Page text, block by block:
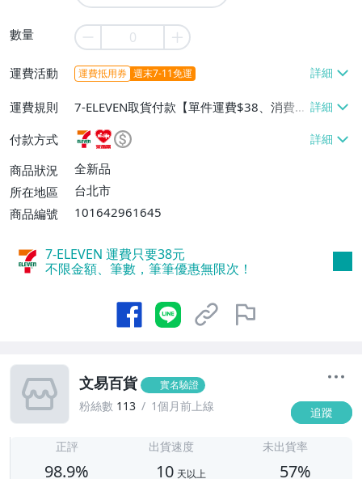
數量
運費活動 運費抵用券 週末7-11免運
運費規則
7-ELEVEN取貨付款【單件運費$38、消費滿
$1000免運費】、萊爾富取貨付款【單件運
費$60、消費滿$1000免運費】、宅配/貨運
【單件運費$80、消費滿$1000免運費】
付款方式
商品狀況
全新品
所在地區
台北市
商品編號
101642961645
7-ELEVEN 運費只要38元
不限金額、筆數，筆筆優惠無限次！
文易百貨 實名驗證
粉絲數 113 1個月前上線 追蹤
正評
98.9%
出貨速度
10 天以上
未出貨率
57%